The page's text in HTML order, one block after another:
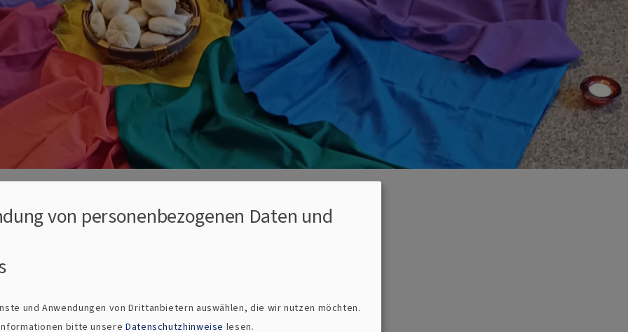
mit Abendmahl.
von personenbezogenen Daten und
und Anwendungen von Drittanbietern auswählen, die wir nutzen möchten.
bitte unsere Datenschutzhinweise lesen.